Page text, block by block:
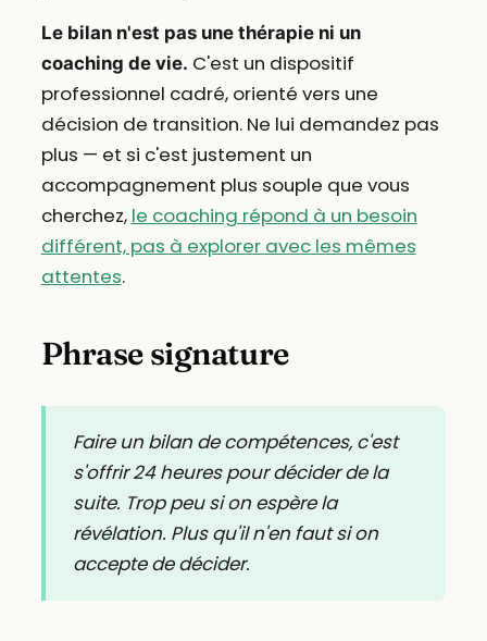
Le bilan n'est pas une thérapie ni un
coaching de vie. C'est un dispositif
professionnel cadré, orienté vers une
décision de transition. Ne lui demandez pas
plus — et si c'est justement un
accompagnement plus souple que vous
cherchez, le coaching répond à un besoin
différent, pas à explorer avec les mêmes
attentes.
Phrase signature
Faire un bilan de compétences, c'est
s'offrir 24 heures pour décider de la
suite. Trop peu si on espère la
révélation. Plus qu'il n'en faut si on
accepte de décider.